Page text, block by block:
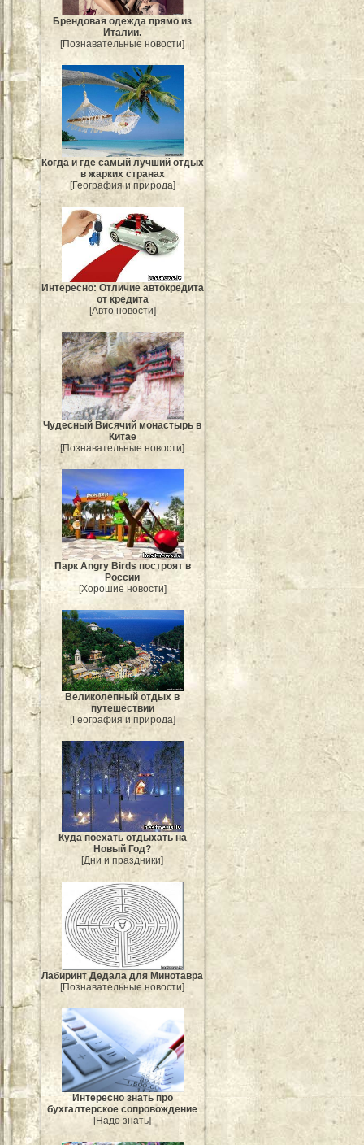
Брендовая одежда прямо из
Италии.
[Познавательные новости]
Когда и где самый лучший отдых
в жарких странах
[География и природа]
Интересно: Отличие автокредита
от кредита
[Авто новости]
Чудесный Висячий монастырь в
Китае
[Познавательные новости]
Парк Angry Birds построят в
России
[Хорошие новости]
Великолепный отдых в
путешествии
[География и природа]
Куда поехать отдыхать на
Новый Год?
[Дни и праздники]
Лабиринт Дедала для Минотавра
[Познавательные новости]
Интересно знать про
бухгалтерское сопровождение
[Надо знать]